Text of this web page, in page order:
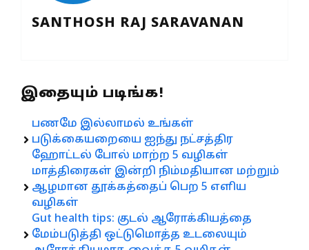
SANTHOSH RAJ SARAVANAN
இதையும் படிங்க!
பணமே இல்லாமல் உங்கள்
படுக்கையறையை ஐந்து நட்சத்திர
ஹோட்டல் போல் மாற்ற 5 வழிகள்
மாத்திரைகள் இன்றி நிம்மதியான மற்றும்
ஆழமான தூக்கத்தைப் பெற 5 எளிய
வழிகள்
Gut health tips: குடல் ஆரோக்கியத்தை
மேம்படுத்தி ஒட்டுமொத்த உடலையும்